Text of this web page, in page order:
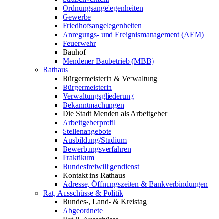
Ordnungsangelegenheiten
Gewerbe
Friedhofsangelegenheiten
Anregungs- und Ereignismanagement (AEM)
Feuerwehr
Bauhof
Mendener Baubetrieb (MBB)
Rathaus
Bürgermeisterin & Verwaltung
Bürgermeisterin
Verwaltungsgliederung
Bekanntmachungen
Die Stadt Menden als Arbeitgeber
Arbeitgeberprofil
Stellenangebote
Ausbildung/Studium
Bewerbungsverfahren
Praktikum
Bundesfreiwilligendienst
Kontakt ins Rathaus
Adresse, Öffnungszeiten & Bankverbindungen
Rat, Ausschüsse & Politik
Bundes-, Land- & Kreistag
Abgeordnete